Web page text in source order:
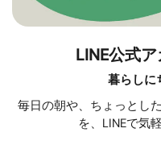
LINE公式
暮らしに
毎日の朝や、ちょっとし
を、LINEで気